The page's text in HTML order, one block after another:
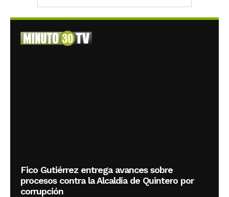
Fico Gutiérrez entrega avances sobre
procesos contra la Alcaldía de Quintero por
corrupción